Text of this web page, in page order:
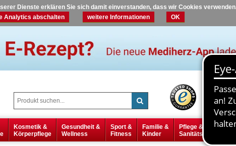
Dienste erklären Sie sich damit einverstanden, dass wir Cookies
Analytics abschalten
weitere Informationen OK
Hilfe
Kosmetik &
Körperpflege
Gesundheit &
Wellness
Sport &
Fitness
Familie &
Kinder
Pflege &
Sanitätsbedarf